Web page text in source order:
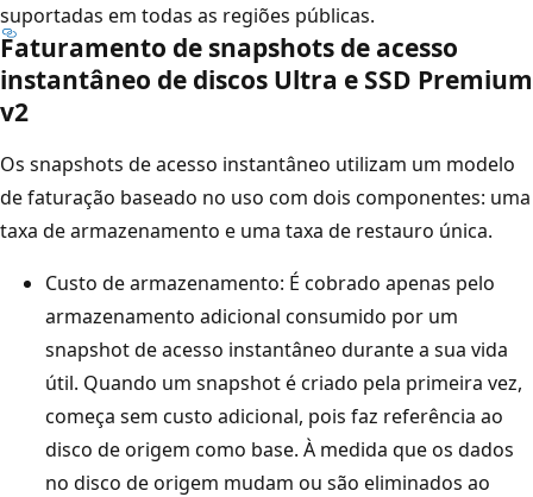
suportadas em todas as regiões públicas.
Faturamento de snapshots de acesso
instantâneo de discos Ultra e SSD Premium
v2
Os snapshots de acesso instantâneo utilizam um modelo
de faturação baseado no uso com dois componentes: uma
taxa de armazenamento e uma taxa de restauro única.
Custo de armazenamento: É cobrado apenas pelo
armazenamento adicional consumido por um
snapshot de acesso instantâneo durante a sua vida
útil. Quando um snapshot é criado pela primeira vez,
começa sem custo adicional, pois faz referência ao
disco de origem como base. À medida que os dados
no disco de origem mudam ou são eliminados ao